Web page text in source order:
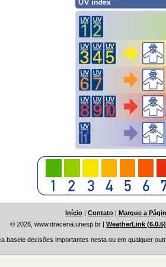
Início| Contato | Marque a
© 2026, www.dracena.unesp.br| WeatherLink (6.0.5)
baseie decisões importantes nesta ou em qualquer